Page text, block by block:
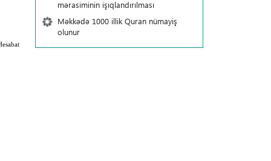
mərasiminin işıqlandırılması
Məkkədə 1000 illik Quran nümayiş
olunur